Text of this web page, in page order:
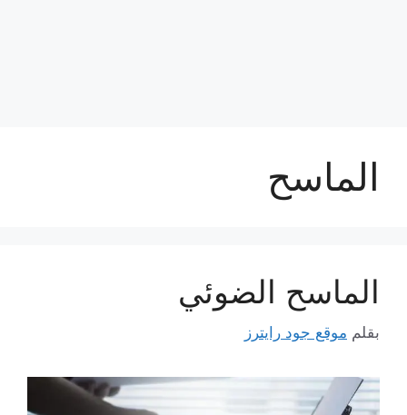
الماسح
الماسح الضوئي
بقلم موقع جود رايترز